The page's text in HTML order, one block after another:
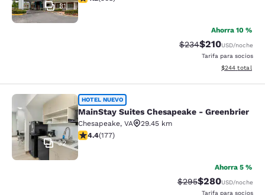
31
Ahorra 10 %
Precio tachado:
$234Precio con
$210USD/noche
Tarifa para socios
Ver detalles
$244 total
MainStay Suites Chesapeake -
32
HOTEL NUEVO
MainStay Suites Chesapeake - Greenbrier
Chesapeake, VA
29.45 km
calificación de 4.36 estrellas. Excelente. 177 reseñas
4.4(177)
Ahorra 5 %
Precio tachado:
$295Precio con
$280USD/noche
Tarifa para socios